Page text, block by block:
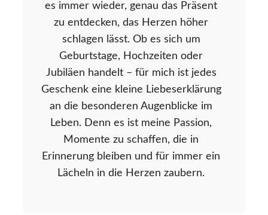
es immer wieder, genau das Präsent
zu entdecken, das Herzen höher
schlagen lässt. Ob es sich um
Geburtstage, Hochzeiten oder
Jubiläen handelt – für mich ist jedes
Geschenk eine kleine Liebeserklärung
an die besonderen Augenblicke im
Leben. Denn es ist meine Passion,
Momente zu schaffen, die in
Erinnerung bleiben und für immer ein
Lächeln in die Herzen zaubern.